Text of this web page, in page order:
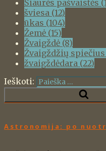
Šiaurės pašvaistės
šviesa (12)
ūkas (104)
Žemė (15)
Žvaigždė (8)
Žvaigždžių spiečius
žvaigždėdara (22)
Ieškoti:
Astronomija: po